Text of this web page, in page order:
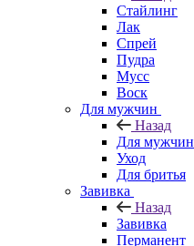
Стайлинг
Лак
Спрей
Пудра
Мусс
Воск
Для мужчин
Назад
Для мужчин
Уход
Для бритья
Завивка
Назад
Завивка
Перманент